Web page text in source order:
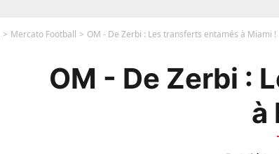
Mercato Football OM - De Zerbi : Les transferts entamés à Miami !
OM - De Zerbi :
à